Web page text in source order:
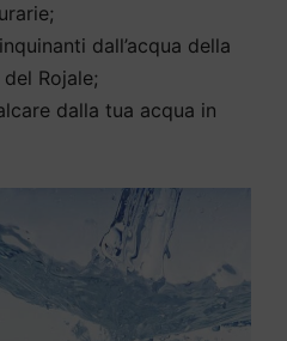
dall’acqua della
Rojale;
dalla tua acqua in